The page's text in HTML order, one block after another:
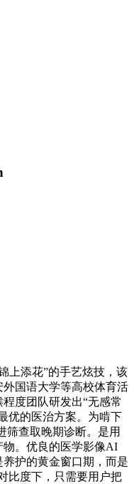
添花”的手艺炫技，该
国语大学等高校体育活
度团队研发出“无感常
优的医治方案。为啃下
筛查取晚期诊断。是用
。优良的医学影像AI
护的黄金窗口期，而是
比度下，只需要用户把